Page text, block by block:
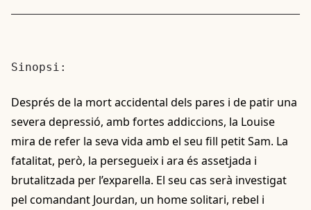
Sinopsi:
Després de la mort accidental dels pares i de patir una
severa depressió, amb fortes addiccions, la Louise
mira de refer la seva vida amb el seu fill petit Sam. La
fatalitat, però, la persegueix i ara és assetjada i
brutalitzada per l’exparella. El seu cas serà investigat
pel comandant Jourdan, un home solitari, rebel i